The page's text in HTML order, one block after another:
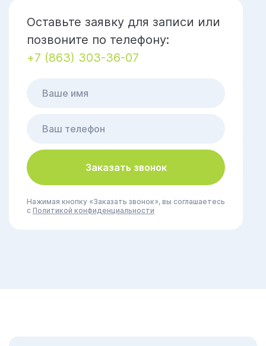
Оставьте заявку для записи или
позвоните по телефону:
+7 (863) 303-36-07
Заказать звонок
Нажимая кнопку «Заказать звонок», вы соглашаетесь
с Политикой конфиденциальности